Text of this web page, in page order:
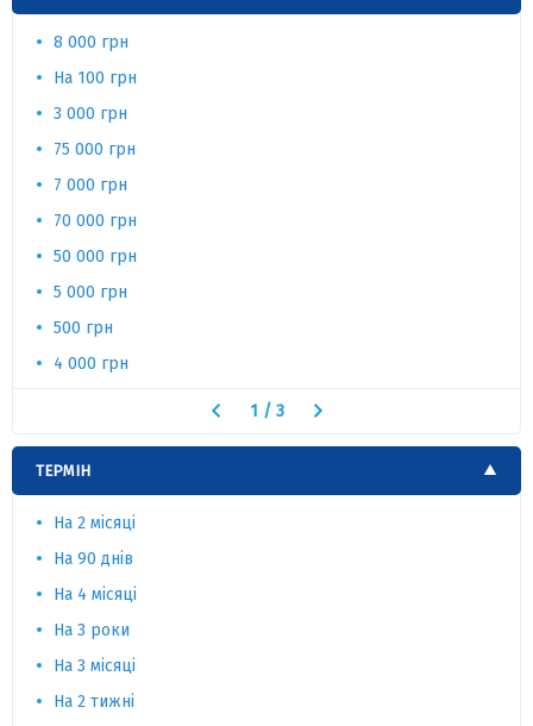
8 000 грн
На 100 грн
3 000 грн
75 000 грн
7 000 грн
70 000 грн
50 000 грн
5 000 грн
500 грн
4 000 грн
1 / 3
ТЕРМІН
На 2 місяці
На 90 днів
На 4 місяці
На 3 роки
На 3 місяці
На 2 тижні